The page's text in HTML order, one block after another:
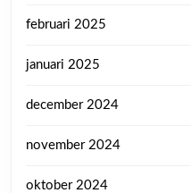
februari 2025
januari 2025
december 2024
november 2024
oktober 2024